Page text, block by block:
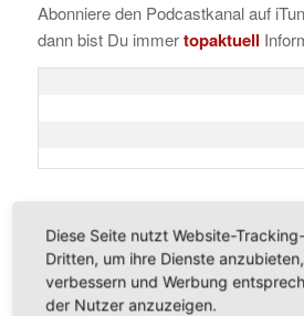
Abonniere den Podcastkanal auf
dann bist Du immertopaktuell
sehr freuen wenn Du mir aufiTunes
gerne auch mit 5 Sternen
Vielen Dank
Diese Seite nutzt Website-
Dritten, um ihre Dienste
verbessern und Werbung
der Nutzer anzuzeigen.